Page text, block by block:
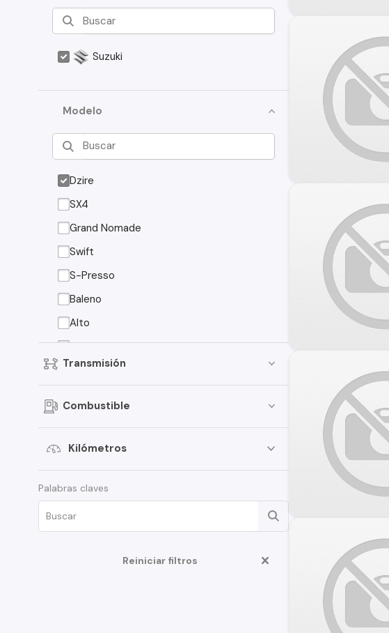
Suzuki
Modelo
Dzire
SX4
Grand Nomade
Swift
S-Presso
Baleno
Alto
Jimny
Celerio
APV
Ciaz
Ertiga
Fronx
Swift Sport
Transmisión
Combustible
Kilómetros
Palabras claves
Reiniciar filtros